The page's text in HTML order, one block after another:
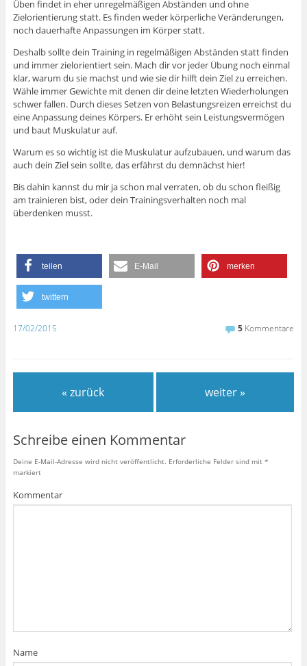
Üben findet in eher unregelmäßigen Abständen und ohne
Zielorientierung statt. Es finden weder körperliche Veränderungen,
noch dauerhafte Anpassungen im Körper statt.
Deshalb sollte dein Training in regelmäßigen Abständen statt finden
und immer zielorientiert sein. Mach dir vor jeder Übung noch einmal
klar, warum du sie machst und wie sie dir hilft dein Ziel zu erreichen.
Wähle immer Gewichte mit denen dir deine letzten Wiederholungen
schwer fallen. Durch dieses Setzen von Belastungsreizen erreichst du
eine Anpassung deines Körpers. Er erhöht sein Leistungsvermögen
und baut Muskulatur auf.
Warum es so wichtig ist die Muskulatur aufzubauen, und warum das
auch dein Ziel sein sollte, das erfährst du demnächst hier!
Bis dahin kannst du mir ja schon mal verraten, ob du schon fleißig
am trainieren bist, oder dein Trainingsverhalten noch mal
überdenken musst.
teilen E-Mail merken
twittern
17/02/2015 5 Kommentare
« zurück weiter »
Schreibe einen Kommentar
Deine E-Mail-Adresse wird nicht veröffentlicht. Erforderliche Felder sind mit *
markiert
Kommentar
Name